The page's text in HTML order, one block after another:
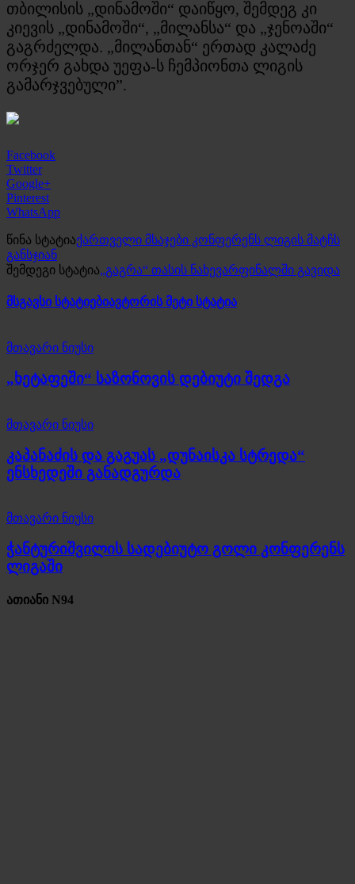
თბილისის „დინამოში“ დაიწყო, შემდეგ კი
კიევის „დინამოში“, „მილანსა“ და „ჯენოაში“
გაგრძელდა. „მილანთან“ ერთად კალაძე
ორჯერ გახდა უეფა-ს ჩემპიონთა ლიგის
გამარჯვებული”.
Facebook
Twitter
Google+
Pinterest
WhatsApp
წინა სტატიაქართველი მსაჯები კონფერენს ლიგის მატჩს
განსჯიან
შემდეგი სტატია„გაგრა“ თასის ნახევარფინალში გავიდა
მსგავსი სტატიებიავტორის მეტი სტატია
მთავარი ნიუსი
„ხეტაფეში“ საზონოვის დებიუტი შედგა
მთავარი ნიუსი
კაპანაძის და გაგუას „დუნაისკა სტრედა“
ენსხედეში განადგურდა
მთავარი ნიუსი
ჭანტურიშვილის სადებიუტო გოლი კონფერენს
ლიგაში
ათიანი N94